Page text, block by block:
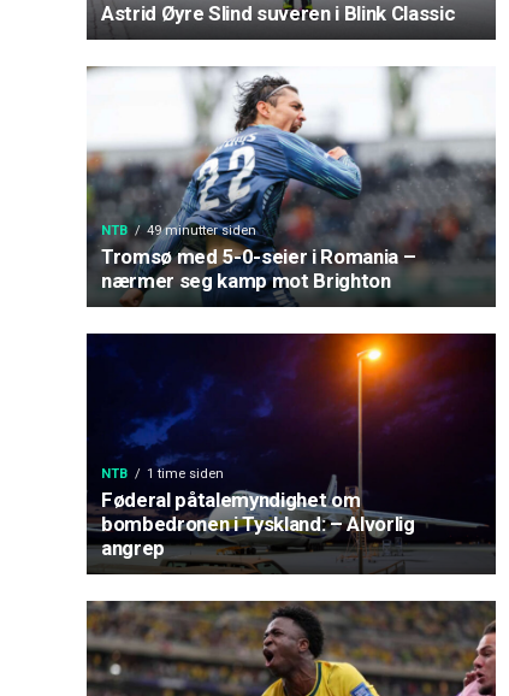
Astrid Øyre Slind suveren i Blink Classic
NTB 49 minutter siden
Tromsø med 5-0-seier i Romania –
nærmer seg kamp mot Brighton
NTB 1 time siden
Føderal påtalemyndighet om
bombedronen i Tyskland: – Alvorlig
angrep